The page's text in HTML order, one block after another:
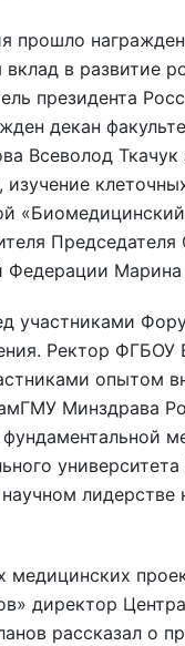
прошло
в развитие
президента
декан
Всеволод
Федерации Марина
участниками
Ректор
опытом
Минздрава
лидерстве
директор
рассказал о